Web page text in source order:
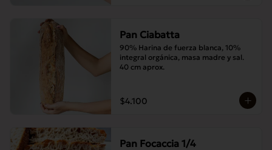
Pan Ciabatta
90% Harina de fuerza blanca, 10%
integral orgánica, masa madre y sal.
40 cm aprox.
$4.100
Pan Focaccia 1/4